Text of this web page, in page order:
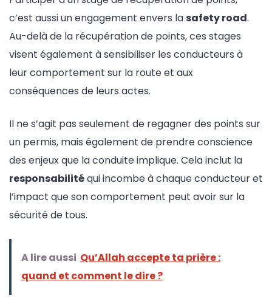
c’est aussi un engagement envers la safety road.
Au-delà de la récupération de points, ces stages
visent également à sensibiliser les conducteurs à
leur comportement sur la route et aux
conséquences de leurs actes.
Il ne s’agit pas seulement de regagner des points sur
un permis, mais également de prendre conscience
des enjeux que la conduite implique. Cela inclut la
responsabilitéqui incombe à chaque conducteur et
l’impact que son comportement peut avoir sur la
sécurité de tous.
A lire aussi Qu’Allah accepte ta prière :
quand et comment le dire ?